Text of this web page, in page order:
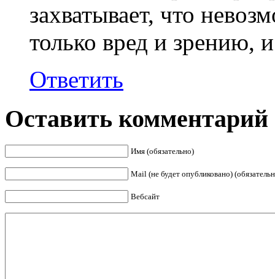
захватывает, что
только вред и зрению,
Ответить
Оставить комментарий
Имя (обязательно)
Mail (не будет опубликовано)
Вебсайт